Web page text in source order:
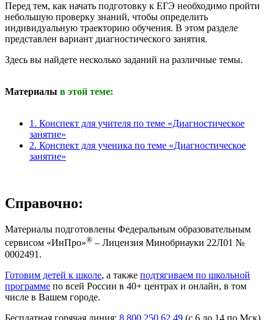
Перед тем, как начать подготовку к ЕГЭ необходимо пройти
небольшую проверку знаний, чтобы определить
индивидуальную траекторию обучения. В этом разделе
представлен вариант диагностического занятия.
Здесь вы найдете несколько заданий на различные темы.
Материалы в этой теме:
1. Конспект для учителя по теме «Диагностическое
занятие»
2. Конспект для ученика по теме «Диагностическое
занятие»
Справочно:
Материалы подготовлены Федеральным образовательным
сервисом «ИнПро»® – Лицензия Минобрнауки 22Л01 №
0002491.
Готовим детей к школе, а также подтягиваем по школьной
программе по всей России в 40+ центрах и онлайн, в том
числе в Вашем городе.
Бесплатная горячая линия: 8 800 250 62 49 (с 6 до 14 по Мск).